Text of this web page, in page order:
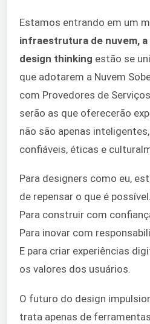
Estamos entrando em um
infraestrutura de nuvem, a
design thinking estão se
que adotarem a Nuvem
com Provedores de
serão as que oferecerão
não são apenas
confiáveis, éticas e
Para designers como eu,
de repensar o que é possível.
Para construir com
Para inovar com
E para criar experiências
os valores dos usuários.
O futuro do design
trata apenas de